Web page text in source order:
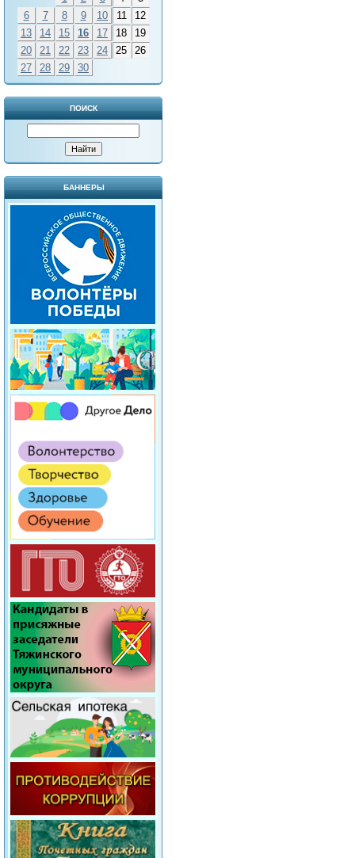
6
7 8 9 10 11
12
13
14 15 16 17 18
19
20
21 22 23 24 25
26
27
28 29 30
ПОИСК
БАННЕРЫ